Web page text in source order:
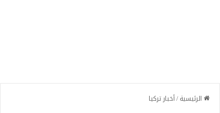
الرئيسية/أخبار تركيا